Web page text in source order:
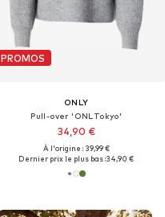
PROMOS
ONLY
Pull-over 'ONLTokyo'
34,90 €
À l'origine : 39,99 €
Dernier prix le plus bas :34,90 €